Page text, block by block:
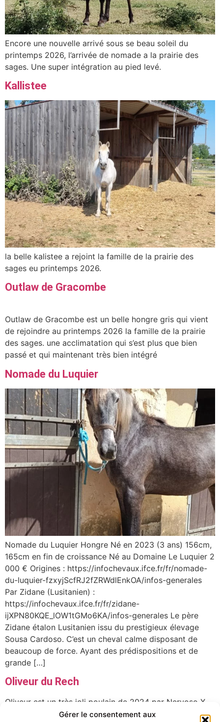
Gérer le consentement aux
Encore une nouvelle arrivé sous se beau soleil du
printemps 2026, l’arrivée de nomade a la prairie des
sages. Une super intégration au pied levé.
Kallistee
la belle kalistee a rejoint la famille de la prairie des
sages eu printemps 2026.
Outlaw de Gracombe
Outlaw de Gracombe est un belle hongre gris qui vient
de rejoindre au printemps 2026 la famille de la prairie
des sages. une acclimatation qui s’est plus que bien
passé et qui maintenant très bien intégré
Nomade du Luquier
Nomade du Luquier Hongre Né en 2023 (3 ans) 156cm,
165cm en fin de croissance Né au Domaine Le Luquier 2
000 € Origines : https://infochevaux.ifce.fr/fr/nomade-
du-luquier-fzxyjScfRJ2fZRWdlEnkOA/infos-generales
Par Zidane (Lusitanien) :
https://infochevaux.ifce.fr/fr/zidane-
ijXPN80KQE_lOW1tGMo6KA/infos-generales Le père
Zidane étalon Lusitanien issu du prestigieux élevage
Sousa Cardoso. C’est un cheval calme disposant de
beaucoup de force. Ayant des prédispositions et de
grande […]
Oliveur du Rech
Oliveur est un très joli poulain de 2024 par Nervoso X
Olympiade Minotiere. Il a pour programme de grandir